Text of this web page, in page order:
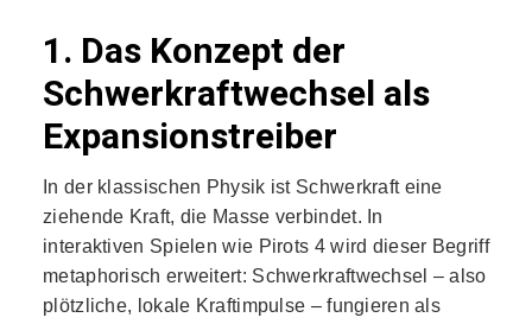
1. Das Konzept der
Schwerkraftwechsel als
Expansionstreiber
In der klassischen Physik ist Schwerkraft eine
ziehende Kraft, die Masse verbindet. In
interaktiven Spielen wie Pirots 4 wird dieser Begriff
metaphorisch erweitert: Schwerkraftwechsel – also
plötzliche, lokale Kraftimpulse – fungieren als